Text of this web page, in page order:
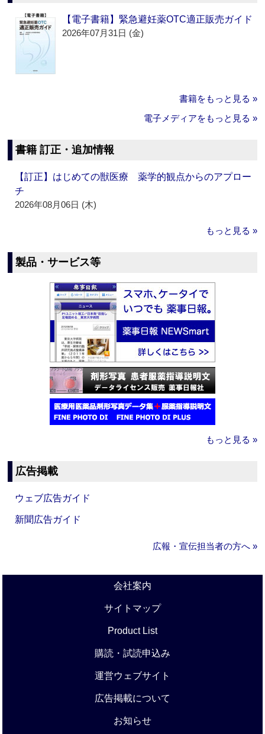
【電子書籍】緊急避妊薬OTC適正販売ガイド
2026年07月31日 (金)
書籍をもっと見る »
電子メディアをもっと見る »
書籍 訂正・追加情報
【訂正】はじめての獣医療 薬学的観点からのアプロー
チ
2026年08月06日 (木)
もっと見る »
製品・サービス等
もっと見る »
広告掲載
ウェブ広告ガイド
新聞広告ガイド
広報・宣伝担当者の方へ »
会社案内
サイトマップ
Product List
購読・試読申込み
運営ウェブサイト
広告掲載について
お知らせ